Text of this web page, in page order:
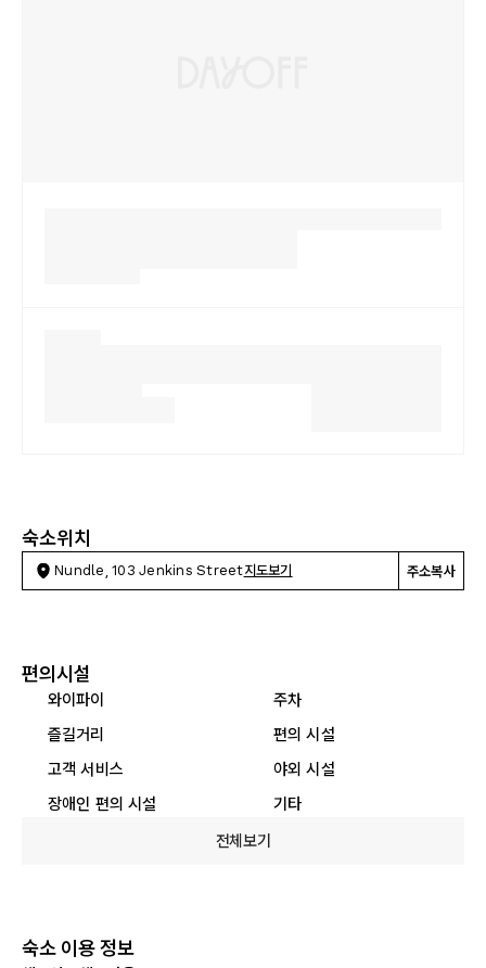
숙소위치
Nundle, 103 Jenkins Street지도보기 주소복사
편의시설
와이파이
주차
즐길거리
편의 시설
고객 서비스
야외 시설
장애인 편의 시설
기타
전체보기
숙소 이용 정보